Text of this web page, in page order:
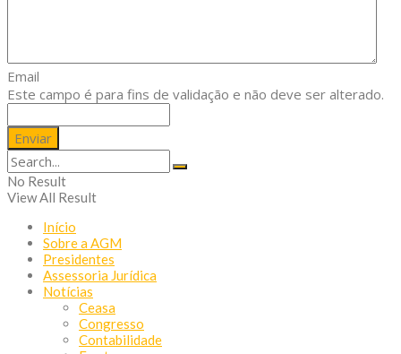
Email
Este campo é para fins de validação e não deve ser alterado.
No Result
View All Result
Início
Sobre a AGM
Presidentes
Assessoria Jurídica
Notícias
Ceasa
Congresso
Contabilidade